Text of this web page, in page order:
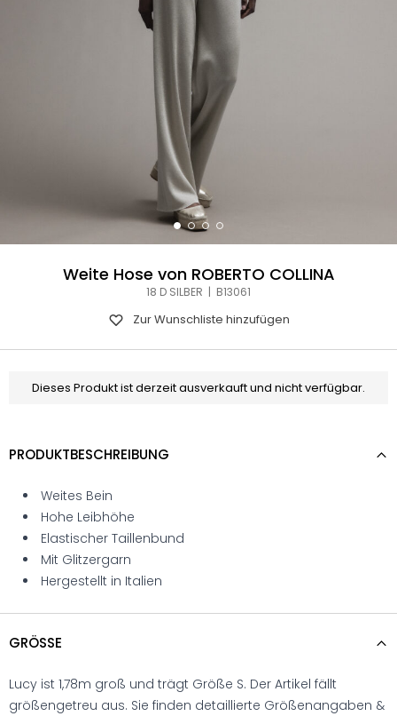
Weite Hose von ROBERTO COLLINA
18 D SILBER | B13061
Zur Wunschliste hinzufügen
Dieses Produkt ist derzeit ausverkauft und nicht verfügbar.
PRODUKTBESCHREIBUNG
Weites Bein
Hohe Leibhöhe
Elastischer Taillenbund
Mit Glitzergarn
Hergestellt in Italien
GRÖSSE
Lucy ist 1,78m groß und trägt Größe S. Der Artikel fällt
größengetreu aus. Sie finden detaillierte Größenangaben &